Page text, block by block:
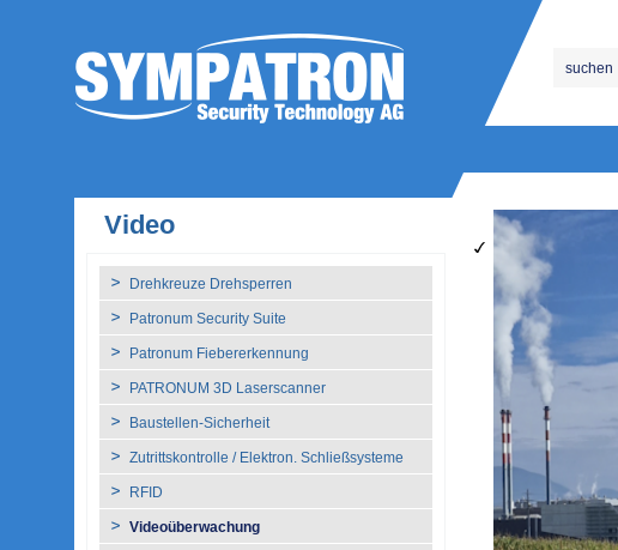
Video
Drehkreuze Drehsperren
Patronum Security Suite
Patronum Fiebererkennung
PATRONUM 3D Laserscanner
Baustellen-Sicherheit
Zutrittskontrolle / Elektron. Schließsysteme
RFID
Videoüberwachung